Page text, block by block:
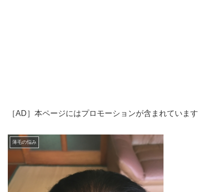
［AD］本ページにはプロモーションが含まれています
薄毛の悩み